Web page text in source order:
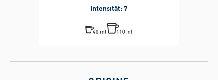
Intensität: 7